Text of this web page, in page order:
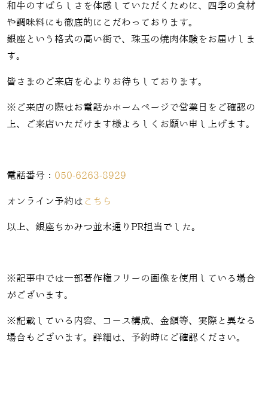
和牛のすばらしさを体感していただくために、四季の食材
や調味料にも徹底的にこだわっております。
銀座という格式の高い街で、珠玉の焼肉体験をお届けしま
す。
皆さまのご来店を心よりお待ちしております。
※ご来店の際はお電話かホームページで営業日をご確認の
上、ご来店いただけます様よろしくお願い申し上げます。
電話番号： 050-6263-8929
オンライン予約は こちら
以上、銀座ちかみつ並木通りPR担当でした。
※記事中では一部著作権フリーの画像を使用している場合
がございます。
※記載している内容、コース構成、金額等、実際と異なる
場合もございます。詳細は、予約時にご確認ください。